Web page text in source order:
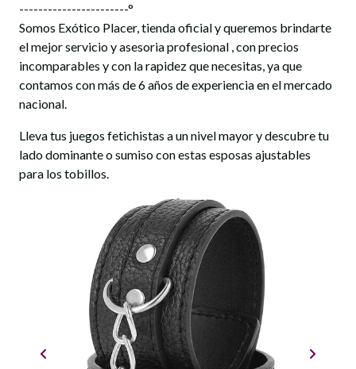
-----------------------°
Somos Exótico Placer, tienda oficial y queremos brindarte
el mejor servicio y asesoria profesional , con precios
incomparables y con la rapidez que necesitas, ya que
contamos con más de 6 años de experiencia en el mercado
nacional.
Lleva tus juegos fetichistas a un nivel mayor y descubre tu
lado dominante o sumiso con estas esposas ajustables
para los tobillos.